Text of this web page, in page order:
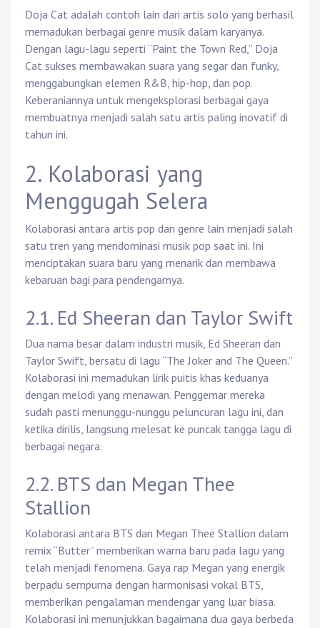
Doja Cat adalah contoh lain dari artis solo yang berhasil
memadukan berbagai genre musik dalam karyanya.
Dengan lagu-lagu seperti “Paint the Town Red,” Doja
Cat sukses membawakan suara yang segar dan funky,
menggabungkan elemen R&B, hip-hop, dan pop.
Keberaniannya untuk mengeksplorasi berbagai gaya
membuatnya menjadi salah satu artis paling inovatif di
tahun ini.
2. Kolaborasi yang
Menggugah Selera
Kolaborasi antara artis pop dan genre lain menjadi salah
satu tren yang mendominasi musik pop saat ini. Ini
menciptakan suara baru yang menarik dan membawa
kebaruan bagi para pendengarnya.
2.1. Ed Sheeran dan Taylor Swift
Dua nama besar dalam industri musik, Ed Sheeran dan
Taylor Swift, bersatu di lagu “The Joker and The Queen.”
Kolaborasi ini memadukan lirik puitis khas keduanya
dengan melodi yang menawan. Penggemar mereka
sudah pasti menunggu-nunggu peluncuran lagu ini, dan
ketika dirilis, langsung melesat ke puncak tangga lagu di
berbagai negara.
2.2. BTS dan Megan Thee
Stallion
Kolaborasi antara BTS dan Megan Thee Stallion dalam
remix “Butter” memberikan warna baru pada lagu yang
telah menjadi fenomena. Gaya rap Megan yang energik
berpadu sempurna dengan harmonisasi vokal BTS,
memberikan pengalaman mendengar yang luar biasa.
Kolaborasi ini menunjukkan bagaimana dua gaya berbeda